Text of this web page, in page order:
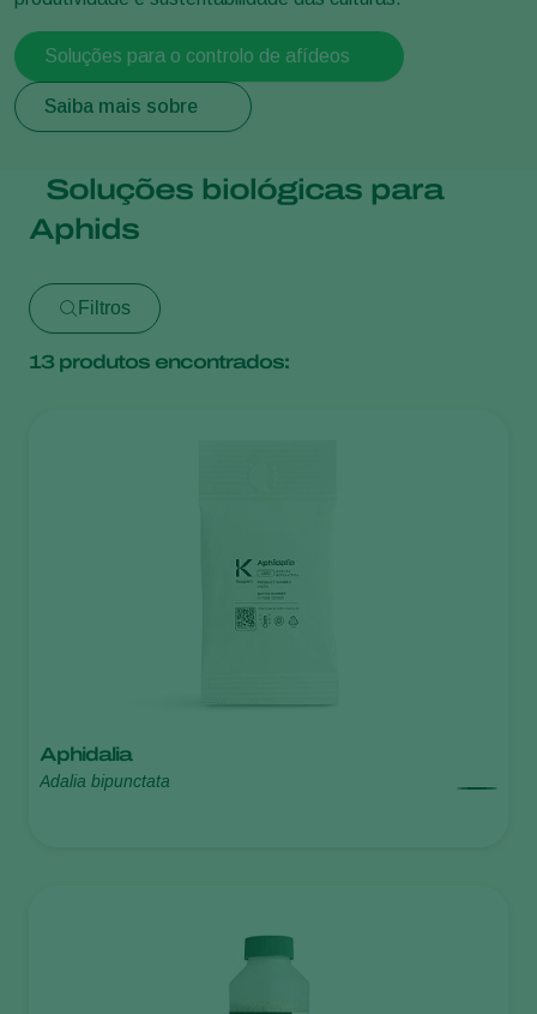
Soluções para o controlo de afídeos
Saiba mais sobre
Soluções biológicas para
Aphids
Filtros
13 produtos encontrados:
Aphidalia
Adalia bipunctata